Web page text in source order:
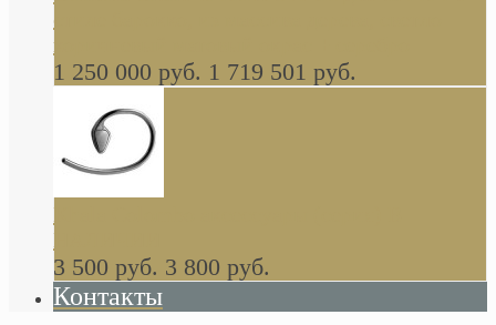
стиле барокко, из массива дерева, светло
коричневый матовый окрас + серебро
1 250 000 руб. 1 719 501 руб.
Khala Colombo аксессуары (серия) В
НАЛИЧИИ
3 500 руб. 3 800 руб.
Контакты